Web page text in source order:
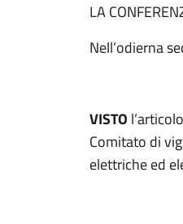
LA
Nell’odierna
VISTO
Comitato di
elettriche ed